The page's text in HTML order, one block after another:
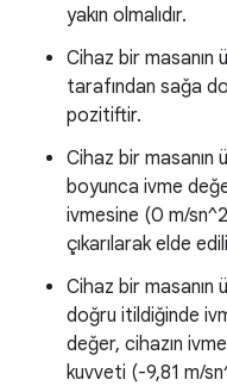
yakın olmalıdır.
Cihaz bir masanın
tarafından sağa
pozitiftir.
Cihaz bir masanın
boyunca ivme
ivmesine (0 m/
çıkarılarak elde
Cihaz bir masanın
doğru itildiğinde
değer, cihazın
kuvveti (-9,81 m/